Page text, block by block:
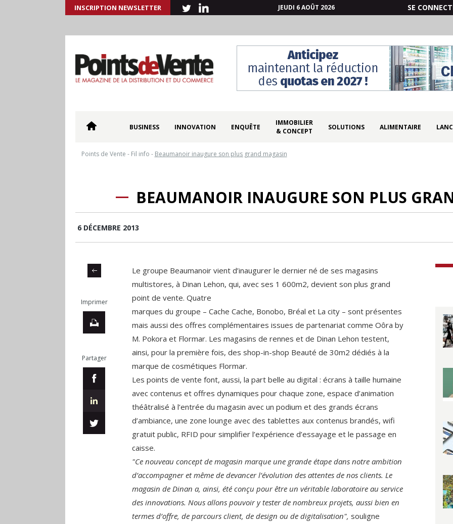
INSCRIPTION NEWSLETTER JEUDI 6 AOÛT 2026 SE
BUSINESS INNOVATION ENQUÊTE
IMMOBILIER
& CONCEPT
SOLUTIONS ALIMENTAIRE
Points de Vente - Fil info - Beaumanoir inaugure son plus grand magasin
BEAUMANOIR INAUGURE SON PLUS
6 DÉCEMBRE 2013
Imprimer
Partager
Le groupe Beaumanoir vient d’inaugurer le dernier né de ses magasins
multistores, à Dinan Lehon, qui, avec ses 1 600m2, devient son plus grand
point de vente. Quatre
marques du groupe – Cache Cache, Bonobo, Bréal et La city – sont présentes
mais aussi des offres complémentaires issues de partenariat comme Oôra by
M. Pokora et Flormar. Les magasins de rennes et de Dinan Lehon testent,
ainsi, pour la première fois, des shop-in-shop Beauté de 30m2 dédiés à la
marque de cosmétiques Flormar.
Les points de vente font, aussi, la part belle au digital : écrans à taille humaine
avec contenus et offres dynamiques pour chaque zone, espace d’animation
théâtralisé à l’entrée du magasin avec un podium et des grands écrans
d’ambiance, une zone lounge avec des tablettes aux contenus brandés, wifi
gratuit public, RFID pour simplifier l’expérience d’essayage et le passage en
caisse.
"Ce nouveau concept de magasin marque une grande étape dans notre ambition
d’accompagner et même de devancer l’évolution des attentes de nos clients. Le
magasin de Dinan a, ainsi, été conçu pour être un véritable laboratoire au service
des innovations. Nous allons pouvoir y tester de nombreux projets, aussi bien en
termes d’offre, de parcours client, de design ou de digitalisation", souligne